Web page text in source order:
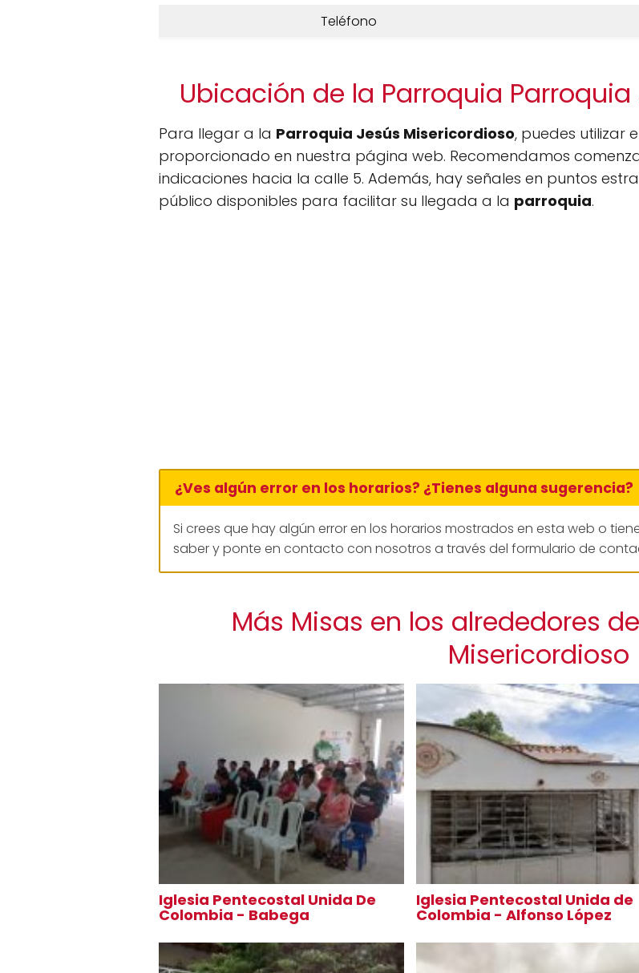
Teléfono
Ubicación de la Parroquia
Para llegar a la Parroquia Jesús Misericordioso, puedes utilizar
proporcionado en nuestra página web. Recomendamos
indicaciones hacia la calle 5. Además, hay señales en puntos
público disponibles para facilitar su llegada a la parroquia.
¿Ves algún error en los horarios? ¿Tienes alguna sugerencia?
Si crees que hay algún error en los horarios mostrados en esta web o
saber y ponte en contacto con nosotros a través del formulario de
Más Misas en los alrededores
Misericordioso
Iglesia Pentecostal Unida De
Colombia - Babega
Iglesia Pentecostal Unida de
Colombia - Alfonso López